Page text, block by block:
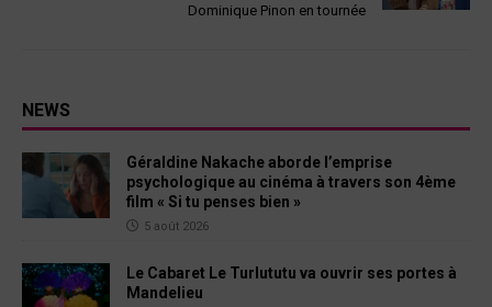
Dominique Pinon en tournée
NEWS
Géraldine Nakache aborde l’emprise
psychologique au cinéma à travers son 4ème
film « Si tu penses bien »
5 août 2026
Le Cabaret Le Turlututu va ouvrir ses portes à
Mandelieu